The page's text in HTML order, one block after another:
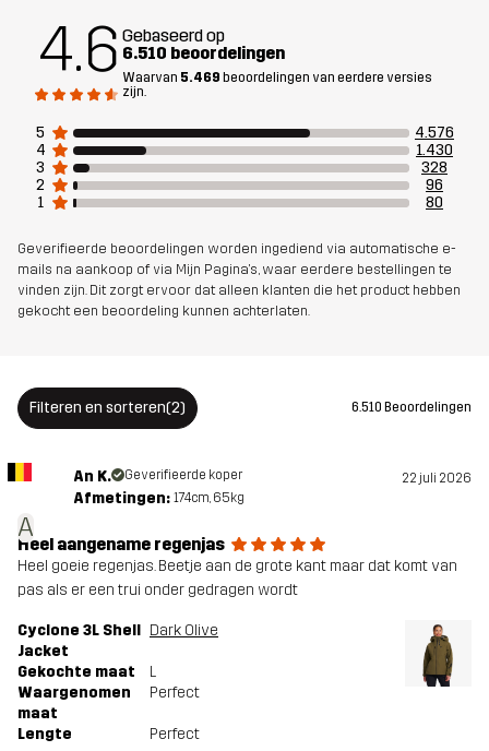
Pasvorm REGULAR
Materiaal
Elastaan
Materiaal
achterkant
100% Polyester
Mesh
95% Polyester (Gerecycled), 5%
Polyester
Ademend vermogen: 20 000 g/m²/24h
Duurzaamheid Details over gerecyclede materialen
Ontworpen
voor
WANDELEN ALLROUND
Artikelnummer 10828_2189
Versies Nieuwste versie
4.6 Gebaseerd op
6.510 beoordelingen
Waarvan 5.469 beoordelingen van eerdere versies
zijn.
5
4.576
4
1.430
3
328
2
96
1
80
Geverifieerde beoordelingen worden ingediend via automatische e-
mails na aankoop of via Mijn Pagina's, waar eerdere bestellingen te
vinden zijn. Dit zorgt ervoor dat alleen klanten die het product hebben
gekocht een beoordeling kunnen achterlaten.
Filteren en sorteren(2) 6.510 Beoordelingen
A
An K. Geverifieerde koper 22 juli 2026
Afmetingen: 174cm, 65kg
Heel aangename regenjas
Heel goeie regenjas. Beetje aan de grote kant maar dat komt van
pas als er een trui onder gedragen wordt
Cyclone 3L Shell
Jacket
Dark Olive
Gekochte maat
L
Waargenomen
maat
Perfect
Lengte Perfect